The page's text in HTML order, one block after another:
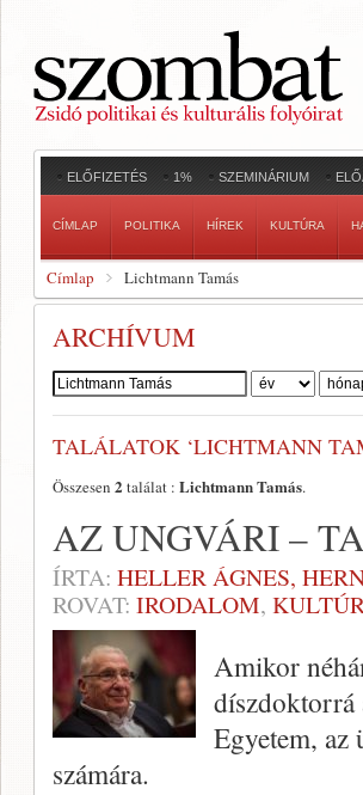
ELŐFIZETÉS 1% SZEMINÁRIUM
CÍMLAP POLITIKA HÍREK KULTÚRA
Címlap Lichtmann Tamás
ARCHÍVUM
Szerző:
TALÁLATOK ‘LICHTMANN
Összesen 2 találat : Lichtmann Tamás.
AZ UNGVÁRI –
ÍRTA: HELLER ÁGNES,
ROVAT: IRODALOM,
Amikor
díszdoktorrá
Egyetem, az
számára.